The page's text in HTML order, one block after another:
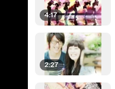
4:17
2:27